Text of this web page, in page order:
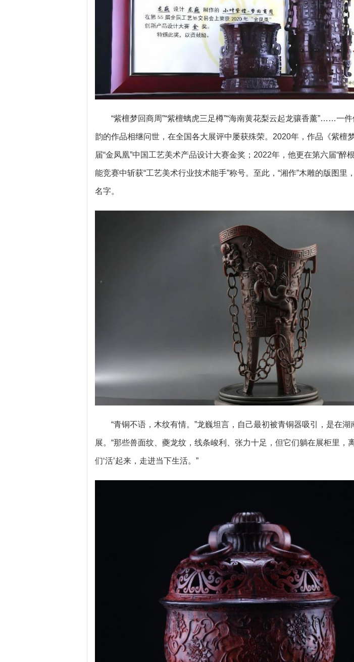
“紫檀梦回商周”“紫檀螭虎三足樽”“海南黄花梨云起龙骧香薰”……一
韵的作品相继问世，在全国各大展评中屡获殊荣。2020年，作品《紫檀
届“金凤凰”中国工艺美术产品设计大赛金奖；2022年，他更在第六届“醉
能竞赛中斩获“工艺美术行业技术能手”称号。至此，“湘作”木雕的版图里
名字。
“青铜不语，木纹有情。”龙巍坦言，自己最初被青铜器吸引，是在
展。“那些兽面纹、夔龙纹，线条峻利、张力十足，但它们躺在展柜里，
们‘活’起来，走进当下生活。”